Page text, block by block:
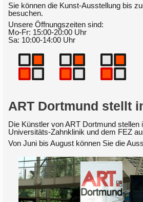
Sie können die Kunst-Ausstellung bis
besuchen.
Unsere Öffnungszeiten sind:
Mo-Fr: 15:00-20:00 Uhr
Sa: 10:00-14:00 Uhr
ART Dortmund stellt
Die Künstler von ART Dortmund stellen
Universitäts-Zahnklinik und dem FEZ
Von Juni bis August können Sie die